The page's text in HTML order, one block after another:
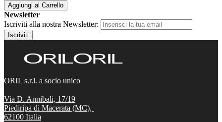
Aggiungi al Carrello
Newsletter
Iscriviti alla nostra Newsletter:
Iscriviti
ORIL s.r.l. a socio unico
Via D. Annibali, 17/19
Piediripa di Macerata (MC),
62100 Italia